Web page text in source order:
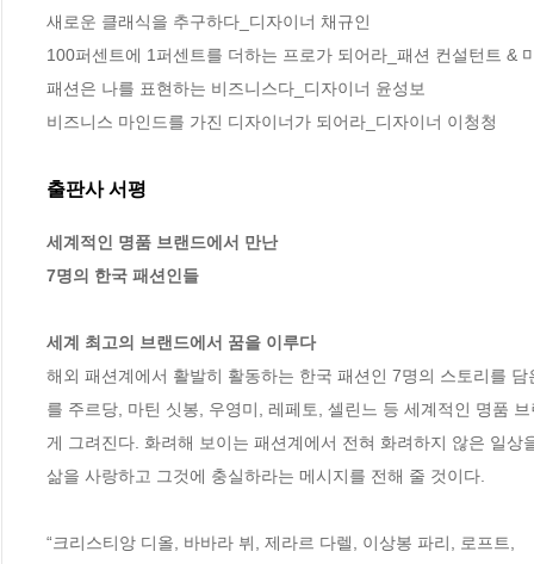
새로운 클래식을 추구하다_디자이너 채규인
100퍼센트에 1퍼센트를 더하는 프로가 되어라_패션 컨설턴트 &
패션은 나를 표현하는 비즈니스다_디자이너 윤성보
비즈니스 마인드를 가진 디자이너가 되어라_디자이너 이청청
출판사 서평
세계적인 명품 브랜드에서 만난
7명의 한국 패션인들
세계 최고의 브랜드에서 꿈을 이루다
해외 패션계에서 활발히 활동하는 한국 패션인 7명의 스토리를
를 주르당, 마틴 싯봉, 우영미, 레페토, 셀린느 등 세계적인 명품
게 그려진다. 화려해 보이는 패션계에서 전혀 화려하지 않은 일
삶을 사랑하고 그것에 충실하라는 메시지를 전해 줄 것이다.
“크리스티앙 디올, 바바라 뷔, 제라르 다렐, 이상봉 파리, 로프트,